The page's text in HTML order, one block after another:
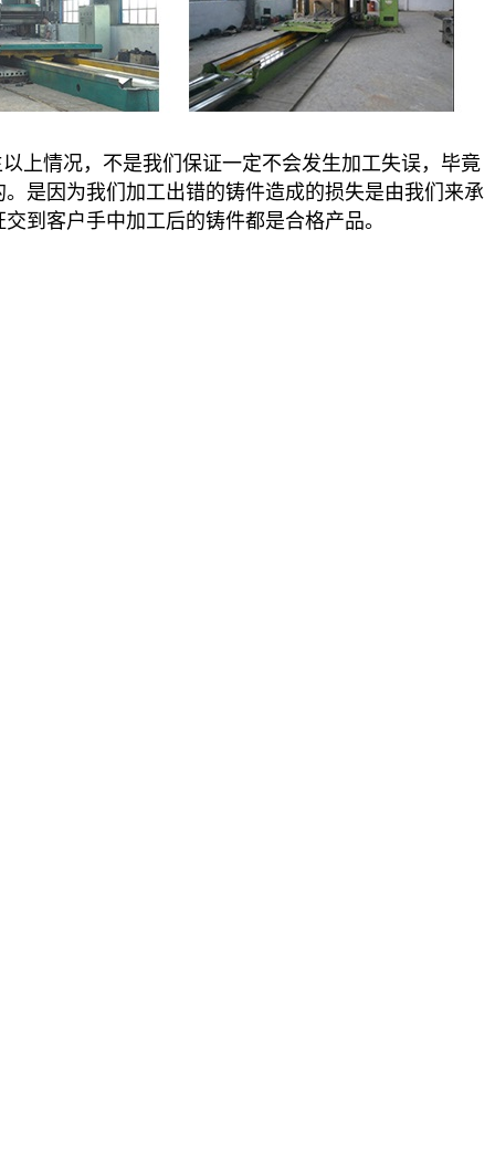
上情况，不是我们保证一定不会发生加工失误，毕竟
是因为我们加工出错的铸件造成的损失是由我们来承
到客户手中加工后的铸件都是合格产品。